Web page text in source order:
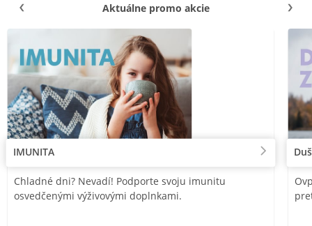
Aktuálne promo akcie
IMUNITA
Chladné dni? Nevadí! Podporte svoju imunitu
osvedčenými výživovými doplnkami.